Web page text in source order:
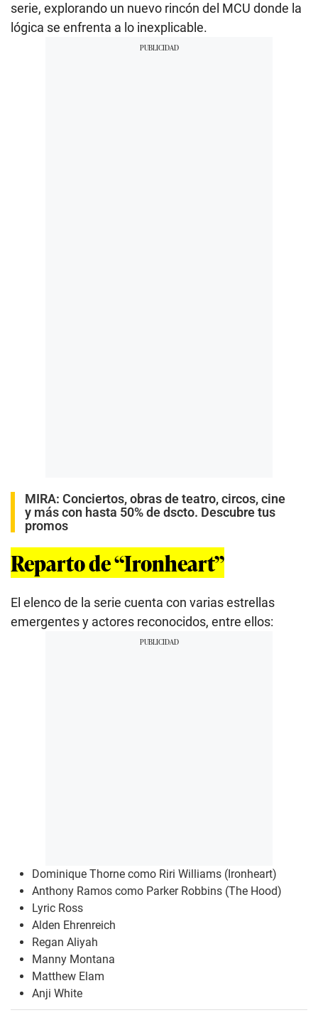
serie, explorando un nuevo rincón del MCU donde la
lógica se enfrenta a lo inexplicable.
MIRA: Conciertos, obras de teatro, circos, cine
y más con hasta 50% de dscto. Descubre tus
promos
Reparto de “Ironheart”
El elenco de la serie cuenta con varias estrellas
emergentes y actores reconocidos, entre ellos:
Dominique Thorne como Riri Williams (Ironheart)
Anthony Ramos como Parker Robbins (The Hood)
Lyric Ross
Alden Ehrenreich
Regan Aliyah
Manny Montana
Matthew Elam
Anji White